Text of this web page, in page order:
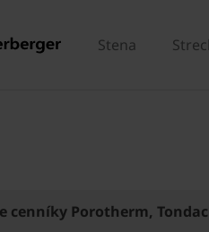
Stena
cenníky Porotherm,